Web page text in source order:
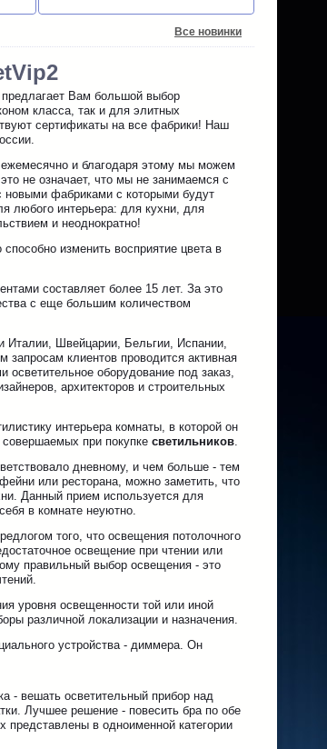
Все новинки
Вам большой выбор
класса, так и для элитных
сертификаты на все фабрики! Наш
и благодаря этому мы можем
не означает, что мы не занимаемся с
новыми фабриками с которыми будут
любого интерьера: для кухни, для
и неоднократно!
изменить восприятие цвета в
составляет более 15 лет. За это
с еще большим количеством
Италии, Швейцарии, Бельгии, Испании,
клиентов проводится активная
оборудование под заказ,
архитекторов и строительных
интерьера комнаты, в которой он
при покупке светильников.
дневному, и чем больше - тем
или ресторана, можно заметить, что
Данный прием используется для
в комнате неуютно.
того, что освещения потолочного
освещение при чтении или
правильный выбор освещения - это
уровня освещенности той или иной
различной локализации и назначения.
устройства - диммера. Он
- вешать осветительный прибор над
Лучшее решение - повесить бра по обе
представлены в одноименной категории